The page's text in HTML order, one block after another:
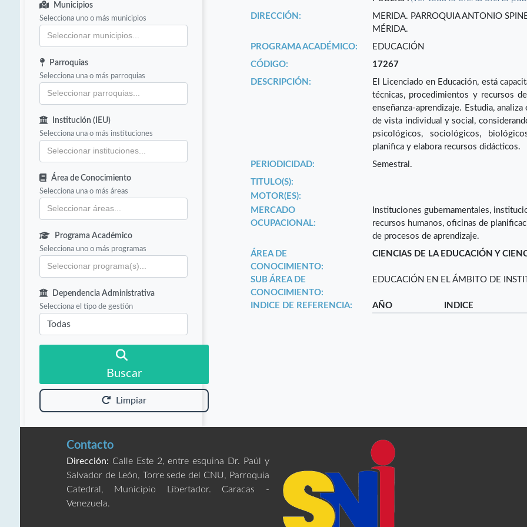
Municipios
Selecciona uno o más municipios
Parroquias
Selecciona una o más parroquias
Institución (IEU)
Selecciona una o más instituciones
Área de Conocimiento
Selecciona una o más áreas
Programa Académico
Selecciona uno o más programas
Dependencia Administrativa
Selecciona el tipo de gestión
Buscar
Limpiar
DIRECCIÓN:
MERIDA. PARROQUIA ANTONIO
MÉRIDA.
PROGRAMA ACADÉMICO:
EDUCACIÓN
CÓDIGO:
17267
DESCRIPCIÓN:
El Licenciado en Educación, está
técnicas, procedimientos y recursos
enseñanza-aprendizaje. Estudia,
de vista individual y social,
psicológicos, sociológicos,
planifica y elabora recursos didácticos.
PERIODICIDAD:
Semestral.
TITULO(S):
MOTOR(ES):
MERCADO
OCUPACIONAL:
Instituciones gubernamentales,
recursos humanos, oficinas de
de procesos de aprendizaje.
ÁREA DE
CONOCIMIENTO:
CIENCIAS DE LA EDUCACIÓN Y
SUB ÁREA DE
CONOCIMIENTO:
EDUCACIÓN EN EL ÁMBITO DE
INDICE DE REFERENCIA: AÑO INDICE
Contacto
Dirección: Calle Este 2, entre esquina Dr. Paúl y
Salvador de León, Torre sede del CNU, Parroquia
Catedral, Municipio Libertador. Caracas -
Venezuela.